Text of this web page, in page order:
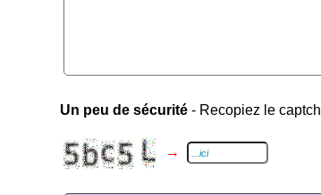
Un peu de sécurité - Recopiez le
→